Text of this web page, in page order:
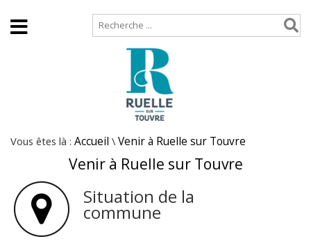
Vous êtes là : Accueil \ Venir à Ruelle sur Touvre
Venir à Ruelle sur Touvre
Situation de la
commune